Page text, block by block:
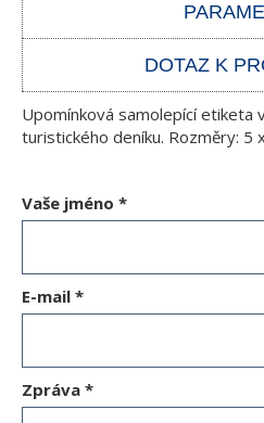
DOTAZ K
Upomínková samolepící etiketa
turistického deníku. Rozměry: 5
Vaše jméno *
E-mail *
Zpráva *